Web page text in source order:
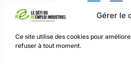
Gérer le
Ce site utilise des cookies pour
refuser à tout moment.